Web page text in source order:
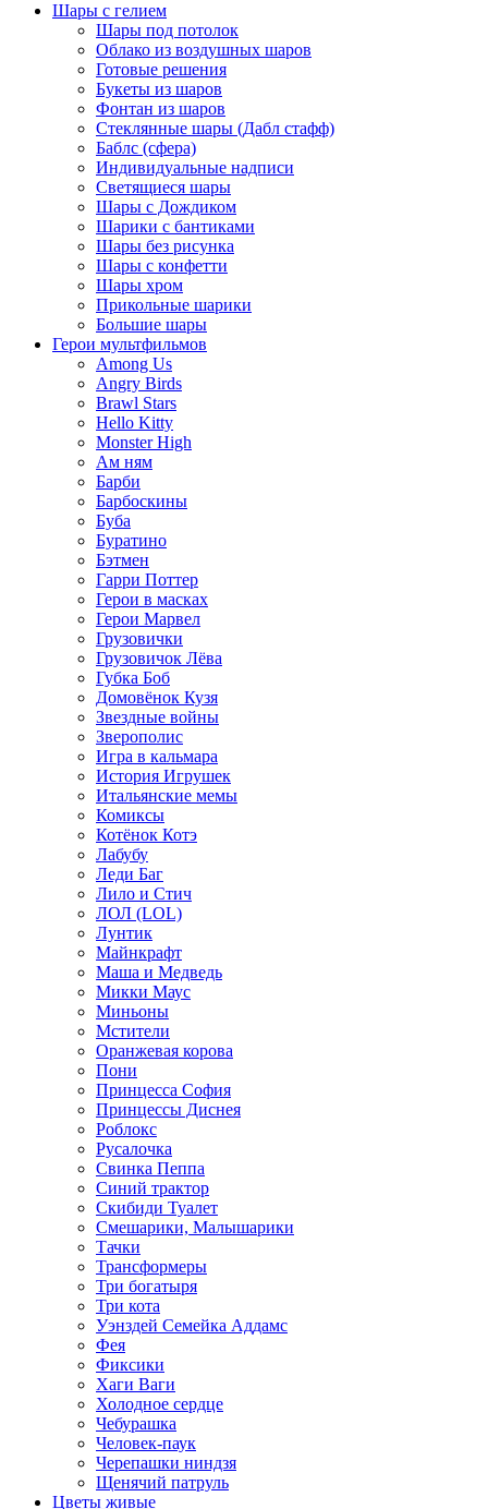
Шары с гелием
Шары под потолок
Облако из воздушных шаров
Готовые решения
Букеты из шаров
Фонтан из шаров
Стеклянные шары (Дабл стафф)
Баблс (сфера)
Индивидуальные надписи
Светящиеся шары
Шары с Дождиком
Шарики с бантиками
Шары без рисунка
Шары с конфетти
Шары хром
Прикольные шарики
Большие шары
Герои мультфильмов
Among Us
Angry Birds
Brawl Stars
Hello Kitty
Monster High
Ам ням
Барби
Барбоскины
Буба
Буратино
Бэтмен
Гарри Поттер
Герои в масках
Герои Марвел
Грузовички
Грузовичок Лёва
Губка Боб
Домовёнок Кузя
Звездные войны
Зверополис
Игра в кальмара
История Игрушек
Итальянские мемы
Комиксы
Котёнок Котэ
Лабубу
Леди Баг
Лило и Стич
ЛОЛ (LOL)
Лунтик
Майнкрафт
Маша и Медведь
Микки Маус
Миньоны
Мстители
Оранжевая корова
Пони
Принцесса София
Принцессы Диснея
Роблокс
Русалочка
Свинка Пеппа
Синий трактор
Скибиди Туалет
Смешарики, Малышарики
Тачки
Трансформеры
Три богатыря
Три кота
Уэнздей Семейка Аддамс
Фея
Фиксики
Хаги Ваги
Холодное сердце
Чебурашка
Человек-паук
Черепашки ниндзя
Щенячий патруль
Цветы живые